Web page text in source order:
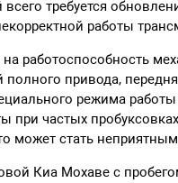
требуется
работы
работоспособность
привода,
режима
при частых
может стать
Киа Мохаве с